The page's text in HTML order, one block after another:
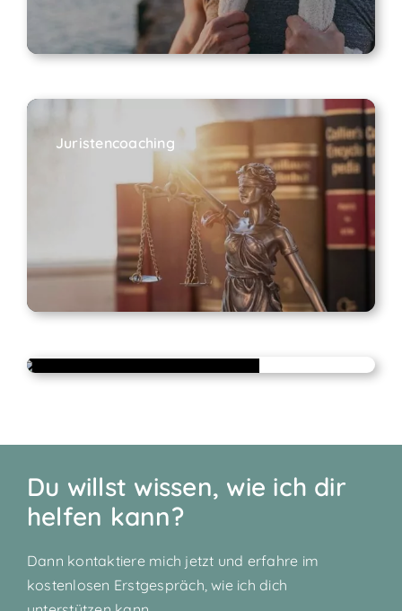
Juristencoaching
Du willst wissen, wie ich dir
helfen kann?
Dann kontaktiere mich jetzt und erfahre im
kostenlosen Erstgespräch, wie ich dich